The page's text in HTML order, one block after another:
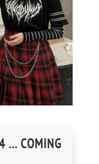
... COMING